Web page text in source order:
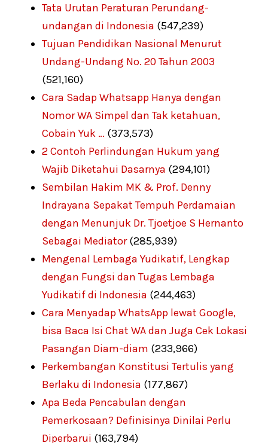
Tata Urutan Peraturan Perundang-
undangan di Indonesia (547,239)
Tujuan Pendidikan Nasional Menurut
Undang-Undang No. 20 Tahun 2003
(521,160)
Cara Sadap Whatsapp Hanya dengan
Nomor WA Simpel dan Tak ketahuan,
Cobain Yuk … (373,573)
2 Contoh Perlindungan Hukum yang
Wajib Diketahui Dasarnya (294,101)
Sembilan Hakim MK & Prof. Denny
Indrayana Sepakat Tempuh Perdamaian
dengan Menunjuk Dr. Tjoetjoe S Hernanto
Sebagai Mediator (285,939)
Mengenal Lembaga Yudikatif, Lengkap
dengan Fungsi dan Tugas Lembaga
Yudikatif di Indonesia (244,463)
Cara Menyadap WhatsApp lewat Google,
bisa Baca Isi Chat WA dan Juga Cek Lokasi
Pasangan Diam-diam (233,966)
Perkembangan Konstitusi Tertulis yang
Berlaku di Indonesia (177,867)
Apa Beda Pencabulan dengan
Pemerkosaan? Definisinya Dinilai Perlu
Diperbarui (163,794)